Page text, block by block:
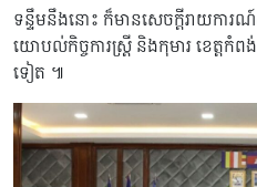
ទន្ទឹមនឹងនោះ ក៏មានសេចក្តីរាយការ
យោបល់កិច្ចការស្រ្តី និងកុមារ ខេត្តកំ
ទៀត ៕